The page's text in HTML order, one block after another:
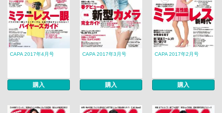
CAPA 2017年4月号
購入
CAPA 2017年3月号
購入
CAPA 2017年2月号
購入